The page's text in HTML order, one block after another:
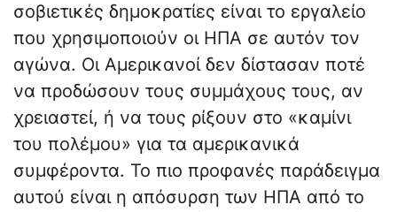
σοβιετικές δημοκρατίες είναι το εργαλείο
που χρησιμοποιούν οι ΗΠΑ σε αυτόν τον
αγώνα. Οι Αμερικανοί δεν δίστασαν ποτέ
να προδώσουν τους συμμάχους τους, αν
χρειαστεί, ή να τους ρίξουν στο «καμίνι
του πολέμου» για τα αμερικανικά
συμφέροντα. Το πιο προφανές παράδειγμα
αυτού είναι η απόσυρση των ΗΠΑ από το